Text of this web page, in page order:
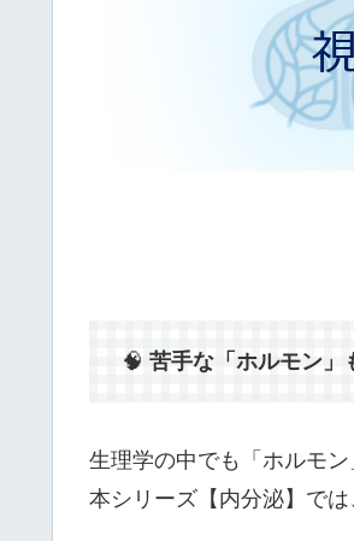
🧠 苦手な「ホルモン」
生理学の中でも「ホルモ
本シリーズ【内分泌】で